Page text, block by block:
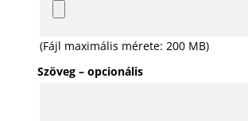
(Fájl maximális mérete: 200 MB)
Szöveg – opcionális